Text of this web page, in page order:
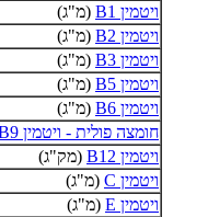
ויטמין B1
(מ"ג)
ויטמין B2
(מ"ג)
ויטמין B3
(מ"ג)
ויטמין B5
(מ"ג)
ויטמין B6
(מ"ג)
חומצה פולית - ויטמין B9
ויטמין B12
(מק"ג)
ויטמין C
(מ"ג)
ויטמין E
(מ"ג)